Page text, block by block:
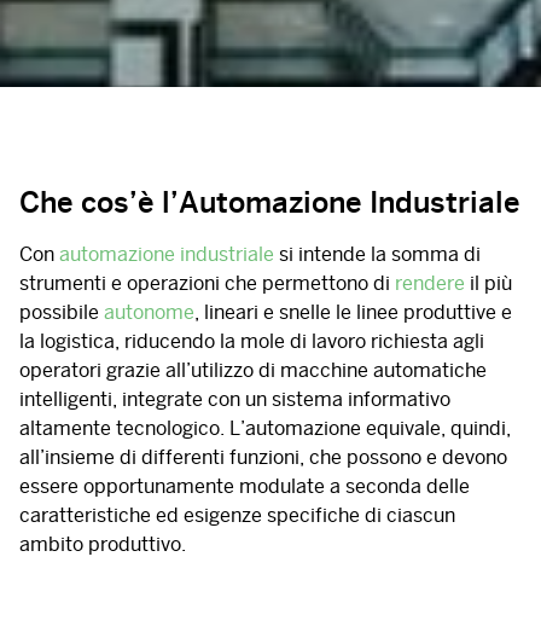
Che cos’è l’Automazione Industriale
Con automazione industriale si intende la somma di
strumenti e operazioni che permettono di rendere il più
possibile autonome , lineari e snelle le linee produttive e
la logistica, riducendo la mole di lavoro richiesta agli
operatori grazie all’utilizzo di macchine automatiche
intelligenti, integrate con un sistema informativo
altamente tecnologico. L’automazione equivale, quindi,
all’insieme di differenti funzioni, che possono e devono
essere opportunamente modulate a seconda delle
caratteristiche ed esigenze specifiche di ciascun
ambito produttivo.